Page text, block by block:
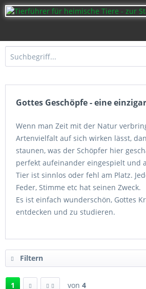
Gottes Geschöpfe - eine
Wenn man Zeit mit der Natur
Artenvielfalt auf sich wirken lässt,
staunen, was der Schöpfer hier
perfekt aufeinander eingespielt und
Tier ist sinnlos oder fehl am Platz.
Feder, Stimme etc hat seinen Zweck.
Es ist einfach wunderschön, Gottes
entdecken und zu studieren.
Filtern
1 von 4